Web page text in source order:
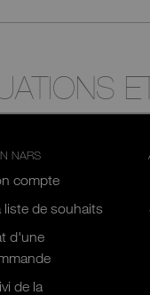
NARS
compte
liste de souhaits
d'une
de la